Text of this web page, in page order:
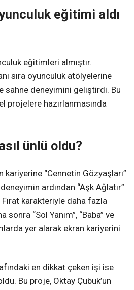
eğitimi aldı
eğitimleri almıştır.
sıra oyunculuk atölyelerine
sahne deneyimini geliştirdi. Bu
projelere hazırlanmasında
ünlü oldu?
kariyerine “Cennetin Gözyaşları”
ardından “Aşk Ağlatır”
Fırat karakteriyle daha fazla
sonra “Sol Yanım”, “Baba” ve
yer alarak ekran kariyerini
en dikkat çeken işi ise
Bu proje, Oktay Çubuk’un